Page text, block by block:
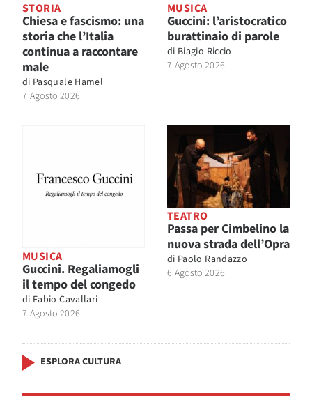
STORIA
Chiesa e fascismo: una
storia che l’Italia
continua a raccontare
male
di Pasquale Hamel
7 Agosto 2026
MUSICA
Guccini: l’aristocratico
burattinaio di parole
di Biagio Riccio
7 Agosto 2026
MUSICA
Guccini. Regaliamogli
il tempo del congedo
di Fabio Cavallari
7 Agosto 2026
TEATRO
Passa per Cimbelino la
nuova strada dell’Opra
di Paolo Randazzo
6 Agosto 2026
ESPLORA CULTURA